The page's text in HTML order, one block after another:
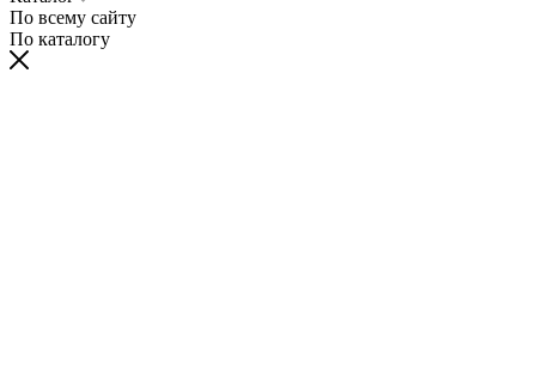
По всему сайту
По каталогу